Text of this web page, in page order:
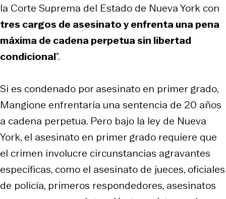
la Corte Suprema del Estado de Nueva York con
tres cargos de asesinato y enfrenta una pena
máxima de cadena perpetua sin libertad
condicional”.
Si es condenado por asesinato en primer grado,
Mangione enfrentaría una sentencia de 20 años
a cadena perpetua. Pero bajo la ley de Nueva
York, el asesinato en primer grado requiere que
el crimen involucre circunstancias agravantes
específicas, como el asesinato de jueces, oficiales
de policía, primeros respondedores, asesinatos